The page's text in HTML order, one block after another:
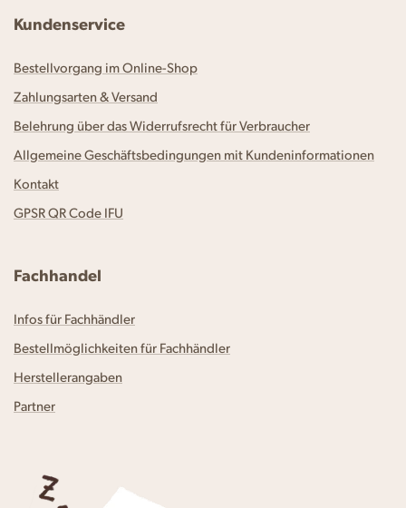
Kundenservice
Bestellvorgang im Online-Shop
Zahlungsarten & Versand
Belehrung über das Widerrufsrecht für Verbraucher
Allgemeine Geschäftsbedingungen mit Kundeninformationen
Kontakt
GPSR QR Code IFU
Fachhandel
Infos für Fachhändler
Bestellmöglichkeiten für Fachhändler
Herstellerangaben
Partner